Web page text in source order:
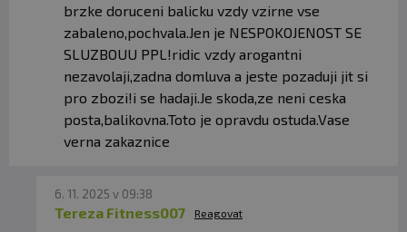
po tréninku i na cestách.
JE VHODNÁ PŘI REDUKCI HMOTNOSTI?
Díky vysokému obsahu bílkovin, vlákniny a
absenci přidaného cukru ji mnoho lidí zařazuje i
do redukčního jídelníčku.
Ne. Produkt je slazen pouze erythritolem a
xylitolem.
brzke doruceni balicku vzdy vzirne vse
zabaleno,pochvala.Jen je NESPOKOJENOST SE
SLUZBOUU PPL!ridic vzdy arogantni
nezavolaji,zadna domluva a jeste pozaduji jit si
pro zbozi!i se hadaji.Je skoda,ze neni ceska
posta,balikovna.Toto je opravdu ostuda.Vase
verna zakaznice
6. 11. 2025 v 09:38
Tereza Fitness007 Reagovat